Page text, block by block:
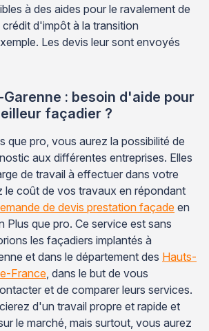
à des aides pour le ravalement de
d'impôt à la transition
Les devis leur sont envoyés
: besoin d'aide pour
façadier ?
que pro, vous aurez la possibilité de
aux différentes entreprises. Elles
de travail à effectuer dans votre
le coût de vos travaux en répondant
de devis prestation façade en
Plus que pro. Ce service est sans
les façadiers implantés à
et dans le département des Hauts-
France , dans le but de vous
et de comparer leurs services.
d'un travail propre et rapide et
le marché, mais surtout, vous aurez